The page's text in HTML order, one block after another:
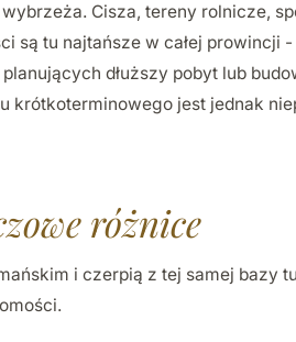
Cisza, tereny rolnicze,
są tu najtańsze w całej prowincji
dłuższy pobyt lub
krótkoterminowego jest jednak
różnice
i czerpią z tej samej bazy